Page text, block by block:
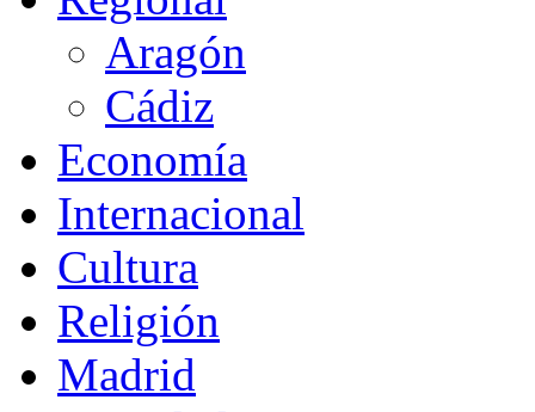
Aragón
Cádiz
Economía
Internacional
Cultura
Religión
Madrid